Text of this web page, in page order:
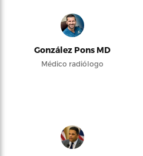
González Pons MD
Médico radiólogo